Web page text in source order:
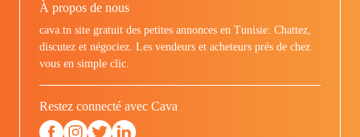
À propos de nous
cava.tn site gratuit des petites annonces en Tunisie: Chattez,
discutez et négociez. Les vendeurs et acheteurs prés de chez
vous en simple clic.
Restez connecté avec Cava